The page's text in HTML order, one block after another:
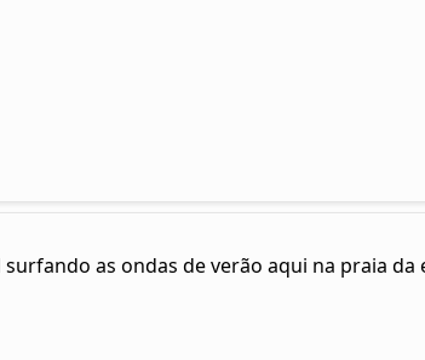
as ondas de verão aqui na praia da